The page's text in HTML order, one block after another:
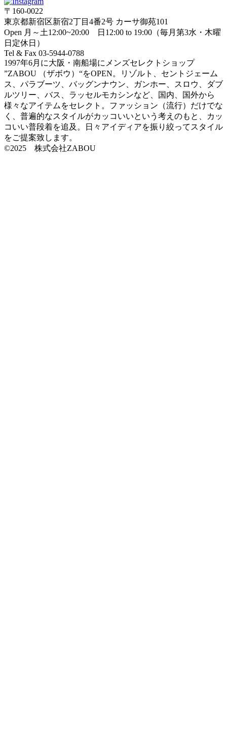
〒160-0022
東京都新宿区新宿2丁目4番2号 カーサ御苑101
Open 月～土12:00~20:00 日12:00 to 19:00（毎月第3水・木曜
日定休日）
Tel & Fax 03-5944-0788
1997年6月に大阪・南船場にメンズセレクトショップ
”ZABOU （ザボウ）“をOPEN。リゾルト、セントジェーム
ス、パラブーツ、バッグンナウン、ガンホー、スロウ、ダブ
ルツリー、バス、ラッセルモカシンなど、国内、国外から
様々なアイテムをセレクト。ファッション（流行）だけでな
く、普遍的なスタイルがカッコいいという考えのもと、カッ
コいい普段着を追及。日々アイディアを振り絞ってスタイル
をご提案致します。
©2025 株式会社ZABOU